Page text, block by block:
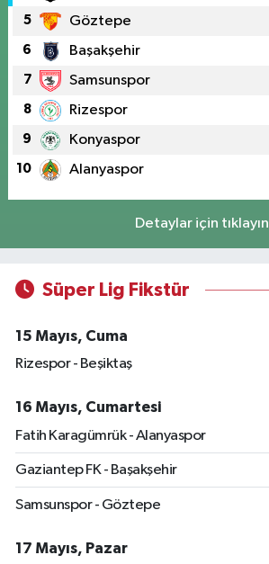
5 Göztepe
6 Başakşehir
7 Samsunspor
8 Rizespor
9 Konyaspor
10 Alanyaspor
Detaylar için tıklayın
Süper Lig Fikstür
15 Mayıs, Cuma
Rizespor - Beşiktaş
16 Mayıs, Cumartesi
Fatih Karagümrük - Alanyaspor
Gaziantep FK - Başakşehir
Samsunspor - Göztepe
17 Mayıs, Pazar